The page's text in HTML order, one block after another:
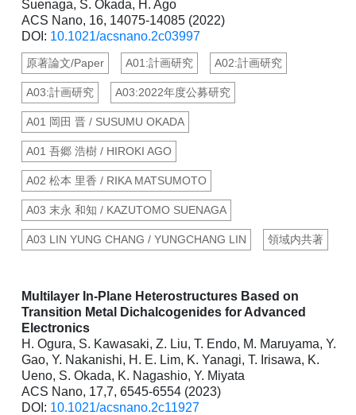
Suenaga, S. Okada, H. Ago
ACS Nano, 16, 14075-14085 (2022)
DOI: 10.1021/acsnano.2c03997
原著論文/Paper A01:計画研究 A02:計画研究
A03:計画研究 A03:2022年度公募研究
A01 岡田 晋 / SUSUMU OKADA
A01 吾郷 浩樹 / HIROKI AGO
A02 松本 里香 / RIKA MATSUMOTO
A03 末永 和知 / KAZUTOMO SUENAGA
A03 LIN YUNG CHANG / YUNGCHANG LIN 領域内共著
Multilayer In-Plane Heterostructures Based on
Transition Metal Dichalcogenides for Advanced
Electronics
H. Ogura, S. Kawasaki, Z. Liu, T. Endo, M. Maruyama, Y.
Gao, Y. Nakanishi, H. E. Lim, K. Yanagi, T. Irisawa, K.
Ueno, S. Okada, K. Nagashio, Y. Miyata
ACS Nano, 17,7, 6545-6554 (2023)
DOI: 10.1021/acsnano.2c11927